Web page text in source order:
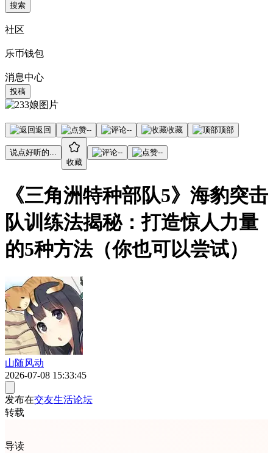
搜索
社区
乐币钱包
消息中心
投稿
返回 -- -- 收藏 顶部
说点好听的...
收藏
-- --
《三角洲特种部队5》海豹突击
队训练法揭秘：打造惊人力量
的5种方法（你也可以尝试）
山随风动
2026-07-08 15:33:45
发布在交友生活论坛
转载
导读